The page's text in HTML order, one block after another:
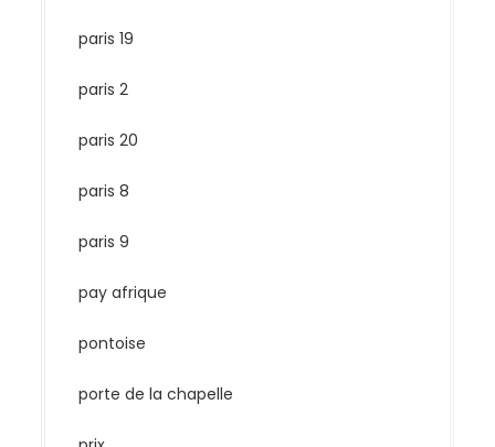
paris 19
paris 2
paris 20
paris 8
paris 9
pay afrique
pontoise
porte de la chapelle